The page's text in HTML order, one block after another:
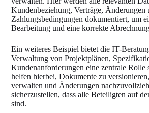
Kundenbeziehung, Verträge, Änderungen
Zahlungsbedingungen dokumentiert, um
Bearbeitung und eine korrekte
Ein weiteres Beispiel bietet die IT-
Verwaltung von Projektplänen,
Kundenanforderungen eine zentrale Rolle
helfen hierbei, Dokumente zu
verwalten und Änderungen
sicherzustellen, dass alle Beteiligten auf
sind.